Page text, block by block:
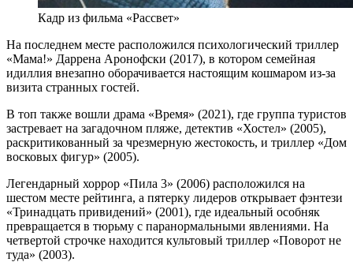
Кадр из фильма «Рассвет»
На последнем месте расположился психологический триллер
«Мама!» Даррена Аронофски (2017), в котором семейная
идиллия внезапно оборачивается настоящим кошмаром из-за
визита странных гостей.
В топ также вошли драма «Время» (2021), где группа туристов
застревает на загадочном пляже, детектив «Хостел» (2005),
раскритикованный за чрезмерную жестокость, и триллер «Дом
восковых фигур» (2005).
Легендарный хоррор «Пила 3» (2006) расположился на
шестом месте рейтинга, а пятерку лидеров открывает фэнтези
«Тринадцать привидений» (2001), где идеальный особняк
превращается в тюрьму с паранормальными явлениями. На
четвертой строчке находится культовый триллер «Поворот не
туда» (2003).